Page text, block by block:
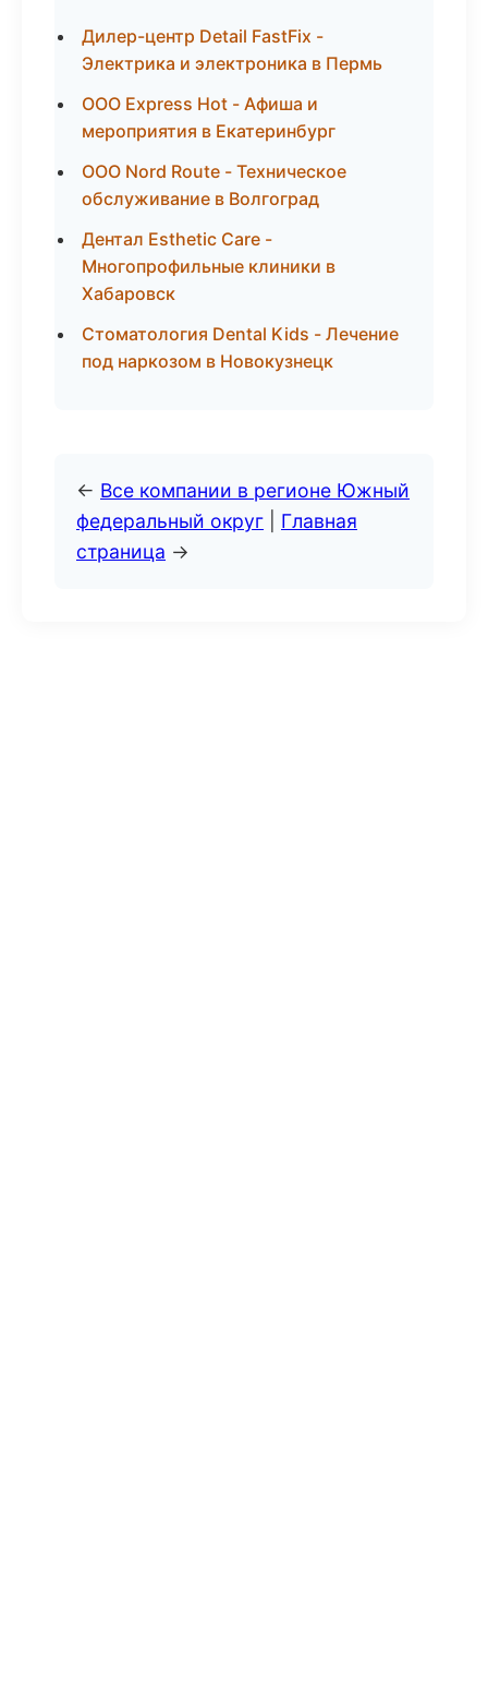
Дилер-центр Detail FastFix -
Электрика и электроника в Пермь
ООО Express Hot - Афиша и
мероприятия в Екатеринбург
ООО Nord Route - Техническое
обслуживание в Волгоград
Дентал Esthetic Care -
Многопрофильные клиники в
Хабаровск
Стоматология Dental Kids - Лечение
под наркозом в Новокузнецк
← Все компании в регионе Южный
федеральный округ
Главная
страница →